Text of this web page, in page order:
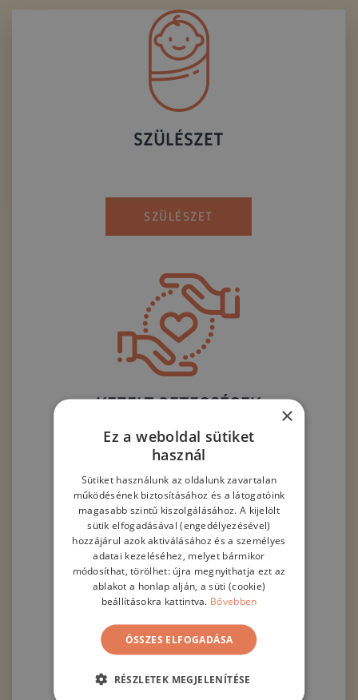
SZÜLÉSZET
SZÜLÉSZET
KEZELT BETEGSÉGEK
BŐVEBBEN
KORASZÜLÉS MEGELŐZÉSE
×
Ez a weboldal sütiket
használ
Sütiket használunk az oldalunk zavartalan
működésének biztosításához és a látogatóink
magasabb szintű kiszolgálásához. A kijelölt
sütik elfogadásával (engedélyezésével)
hozzájárul azok aktiválásához és a személyes
adatai kezeléséhez, melyet bármikor
módosíthat, törölhet: újra megnyithatja ezt az
ablakot a honlap alján, a süti (cookie)
beállításokra kattintva. Bővebben
ÖSSZES ELFOGADÁSA
RÉSZLETEK MEGJELENÍTÉSE